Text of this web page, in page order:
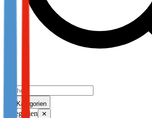
Kategorien
Kategorien ✕